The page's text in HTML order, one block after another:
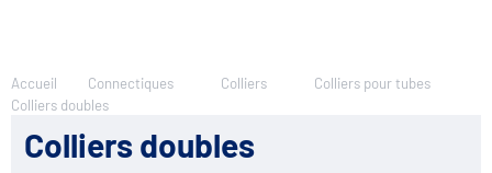
Accueil Connectiques Colliers
Colliers pour tubes
Colliers doubles
Colliers doubles